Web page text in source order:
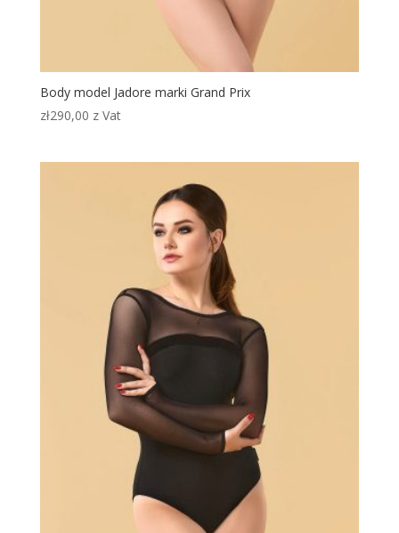
Body model Jadore marki Grand Prix
zł290,00 z Vat